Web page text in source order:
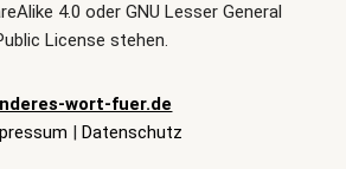
4.0 oder GNU Lesser General
License stehen.
wort-fuer.de
| Datenschutz